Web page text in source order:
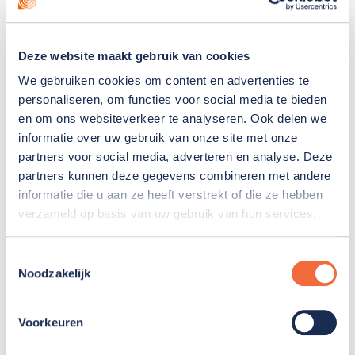
Deze website maakt gebruik van cookies
We gebruiken cookies om content en advertenties te
personaliseren, om functies voor social media te bieden
en om ons websiteverkeer te analyseren. Ook delen we
informatie over uw gebruik van onze site met onze
partners voor social media, adverteren en analyse. Deze
partners kunnen deze gegevens combineren met andere
informatie die u aan ze heeft verstrekt of die ze hebben
verzameld op basis van uw gebruik van hun services.
Noodzakelijk
Voorkeuren
aanspreekpunt voor jou en je verwanten. Met je
persoonlijk begeleider bespreek je welk werk bij jou
past. Wat kun je al goed? En wat wil je juist nog
leren? Daar stemmen we jouw werk en de
begeleiding op af.
Naast het vaste activiteitenaanbod op deze
aan activiteiten van ons eigen regionale